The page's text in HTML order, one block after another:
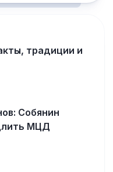
традиции и
Собянин
МЦД